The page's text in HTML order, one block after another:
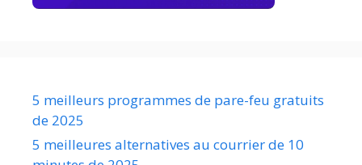
5 meilleurs programmes de pare-feu gratuits
de 2025
5 meilleures alternatives au courrier de 10